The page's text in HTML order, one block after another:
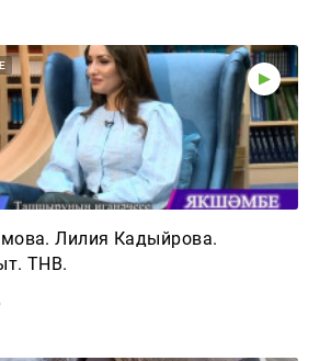
Лилия Кадыйрова.
ТНВ.